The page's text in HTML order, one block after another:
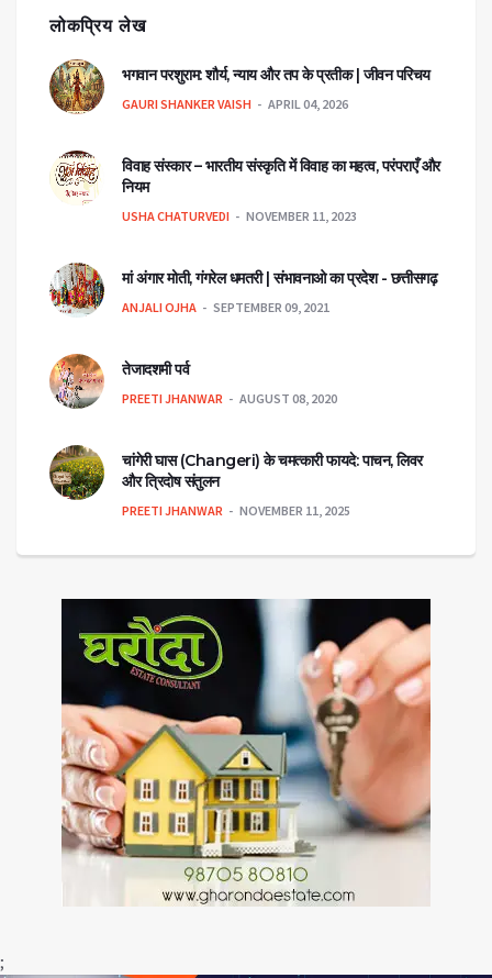
लोकप्रिय लेख
भगवान परशुराम: शौर्य, न्याय और तप के प्रतीक | जीवन परिचय
GAURI SHANKER VAISH APRIL 04, 2026
विवाह संस्कार – भारतीय संस्कृति में विवाह का महत्व, परंपराएँ और
नियम
USHA CHATURVEDI NOVEMBER 11, 2023
मां अंगार मोती, गंगरेल धमतरी | संभावनाओ का प्रदेश - छत्तीसगढ़
ANJALI OJHA SEPTEMBER 09, 2021
तेजादशमी पर्व
PREETI JHANWAR AUGUST 08, 2020
चांगेरी घास (Changeri) के चमत्कारी फायदे: पाचन, लिवर
और त्रिदोष संतुलन
PREETI JHANWAR NOVEMBER 11, 2025
;